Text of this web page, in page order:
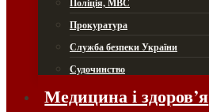
Поліція, МВС
Прокуратура
Служба безпеки України
Судочинство
Медицина і здоров’я